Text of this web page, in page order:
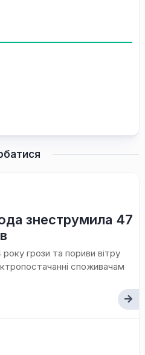
знеструмила 47
року грози та пориви вітру
споживачам